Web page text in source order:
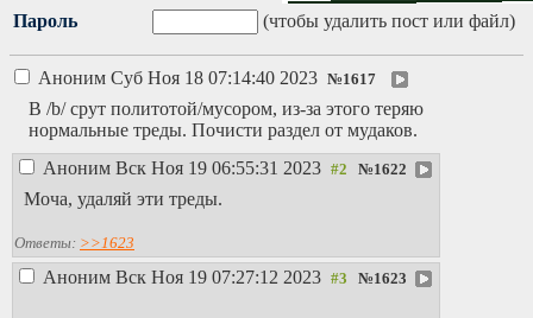
Пароль (чтобы удалить пост или файл)
Аноним Суб Ноя 18 07:14:40 2023 №1617
В /b/ срут политотой/мусором, из-за этого теряю
нормальные треды. Почисти раздел от мудаков.
Аноним Вск Ноя 19 06:55:31 2023 №1622
Моча, удаляй эти треды.
Ответы: >>1623
Аноним Вск Ноя 19 07:27:12 2023 №1623